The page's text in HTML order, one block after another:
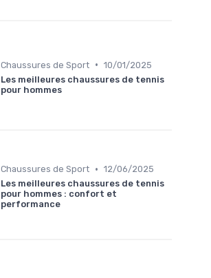
Chaussures de Sport • 10/01/2025
Les meilleures chaussures de tennis
pour hommes
Chaussures de Sport • 12/06/2025
Les meilleures chaussures de tennis
pour hommes : confort et
performance